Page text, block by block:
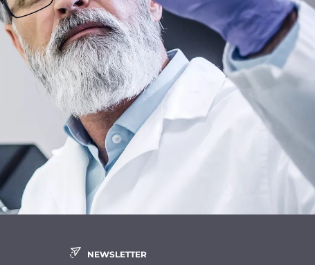
NEWSLETTER